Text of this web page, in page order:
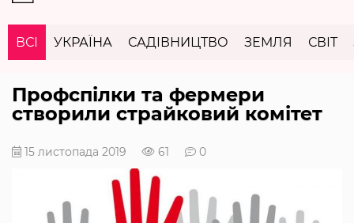
ВСІ УКРАЇНА САДІВНИЦТВО ЗЕМЛЯ СВІТ
Профспілки та фермери
створили страйковий комітет
15 листопада 2019 61 0